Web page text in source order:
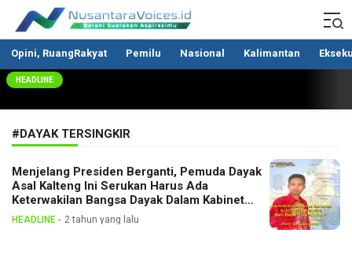
Nusantaravoices.id
Berani Suarakan Aspirasimu
Opini, RuangRakyat Pemilu Nasional Kalimantan
HEADLINE
#DAYAK TERSINGKIR
Menjelang Presiden Berganti, Pemuda Dayak
Asal Kalteng Ini Serukan Harus Ada
Keterwakilan Bangsa Dayak Dalam Kabinet
Prabowo Gibran
HEADLINE 2 tahun yang lalu